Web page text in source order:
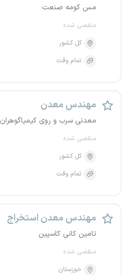
مس کومه صنعت
منقضی شده
کل کشور
تمام وقت
مهندس معدن
معدنی سرب و روی کیمیاگوهران
منقضی شده
کل کشور
تمام وقت
مهندس معدن استخراج
تامین کانی کاسپین
منقضی شده
خوزستان